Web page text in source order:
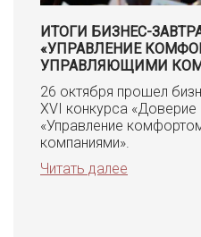
ИТОГИ БИЗНЕС-
«УПРАВЛЕНИЕ
УПРАВЛЯЮЩИМИ
26 октября прошел
XVI конкурса «Доверие
«Управление
компаниями».
Читать далее